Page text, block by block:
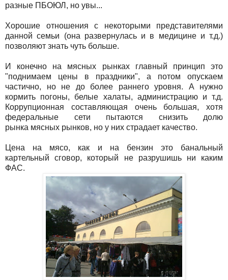
разные ПБОЮЛ, но увы...
Хорошие отношения с некоторыми представителями
данной семьи (она развернулась и в медицине и т.д.)
позволяют знать чуть больше.
И конечно на мясных рынках главный принцип это
"поднимаем цены в праздники", а потом опускаем
частично, но не до более раннего уровня. А нужно
кормить погоны, белые халаты, администрацию и т.д.
Коррупционная составляющая очень большая, хотя
федеральные сети пытаются снизить долю
рынка мясных рынков, но у них страдает качество.
Цена на мясо, как и на бензин это банальный
картельный сговор, который не разрушишь ни каким
ФАС.